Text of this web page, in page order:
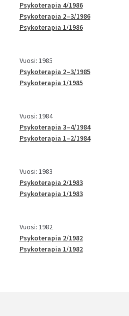
Psykoterapia 4/1986
Psykoterapia 2–3/1986
Psykoterapia 1/1986
Vuosi: 1985
Psykoterapia 2–3/1985
Psykoterapia 1/1985
Vuosi: 1984
Psykoterapia 3–4/1984
Psykoterapia 1–2/1984
Vuosi: 1983
Psykoterapia 2/1983
Psykoterapia 1/1983
Vuosi: 1982
Psykoterapia 2/1982
Psykoterapia 1/1982